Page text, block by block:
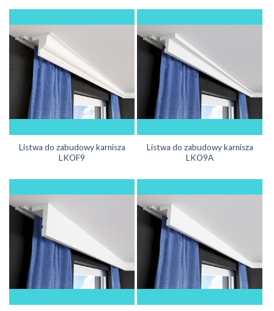
Listwa do zabudowy karnisza
LKOF9
Listwa do zabudowy karnisza
LKO9A